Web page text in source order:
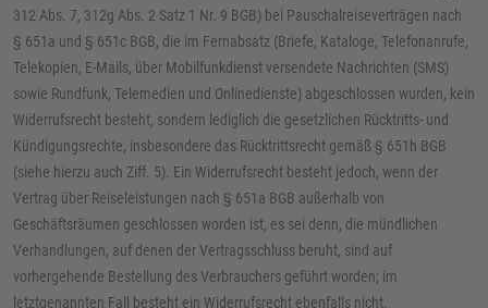
312 Abs. 7, 312g Abs. 2 Satz 1 Nr. 9 BGB) bei Pauschalreiseverträgen nach
§ 651a und § 651c BGB, die im Fernabsatz (Briefe, Kataloge, Telefonanrufe,
Telekopien, E-Mails, über Mobilfunkdienst versendete Nachrichten (SMS)
sowie Rundfunk, Telemedien und Onlinedienste) abgeschlossen wurden, kein
Widerrufsrecht besteht, sondern lediglich die gesetzlichen Rücktritts- und
Kündigungsrechte, insbesondere das Rücktrittsrecht gemäß § 651h BGB
(siehe hierzu auch Ziff. 5). Ein Widerrufsrecht besteht jedoch, wenn der
Vertrag über Reiseleistungen nach § 651a BGB außerhalb von
Geschäftsräumen geschlossen worden ist, es sei denn, die mündlichen
Verhandlungen, auf denen der Vertragsschluss beruht, sind auf
vorhergehende Bestellung des Verbrauchers geführt worden; im
letztgenannten Fall besteht ein Widerrufsrecht ebenfalls nicht.